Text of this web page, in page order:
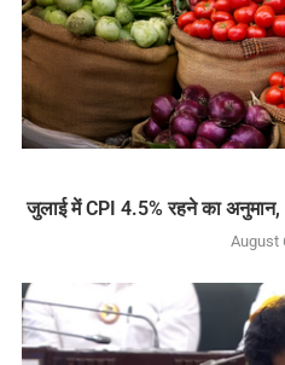
जुलाई में CPI 4.5% रहने का
August